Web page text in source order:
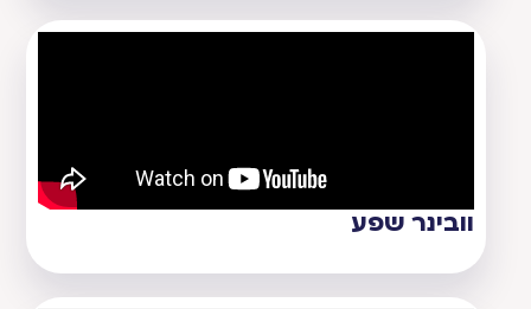
וובינר שפע